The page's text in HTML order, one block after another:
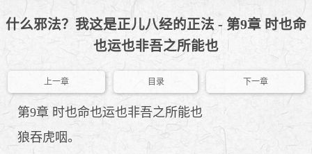
什么邪法？我这是正儿八经的正法 - 第9章 时也命
也运也非吾之所能也
上一章 目录 下一章
第9章 时也命也运也非吾之所能也
狼吞虎咽。